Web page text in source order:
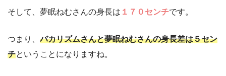
そして、夢眠ねむさんの身長は １７０センチです。
つまり、バカリズムさんと夢眠ねむさんの身長差は５セン
チということになりますね。